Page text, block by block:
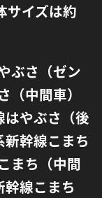
サイズは約
ぶさ（ゼン
中間車）
はやぶさ（後
幹線こまち
まち（中間
線こまち